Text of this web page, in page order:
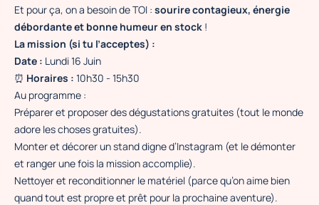
Et pour ça, on a besoin de TOI : sourire contagieux, énergie
débordante et bonne humeur en stock !
La mission (si tu l’acceptes) :
Date : Lundi 16 Juin
⏰ Horaires : 10h30 - 15h30
Au programme :
Préparer et proposer des dégustations gratuites (tout le monde
adore les choses gratuites).
Monter et décorer un stand digne d’Instagram (et le démonter
et ranger une fois la mission accomplie).
Nettoyer et reconditionner le matériel (parce qu’on aime bien
quand tout est propre et prêt pour la prochaine aventure).